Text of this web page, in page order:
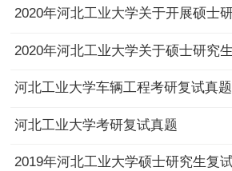
河北工业大学车辆工程考研复试真题
河北工业大学考研复试真题